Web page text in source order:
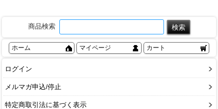
商品検索
ホーム マイページ カート
ログイン
メルマガ申込/停止
特定商取引法に基づく表示